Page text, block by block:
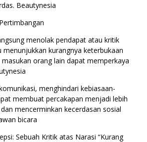
Beautynesia
menolak pendapat atau kritik
kurangnya keterbukaan
orang lain dapat memperkaya
menghindari kebiasaan-
membuat percakapan menjadi lebih
mencerminkan kecerdasan sosial
bicara
Sebuah Kritik atas Narasi “Kurang